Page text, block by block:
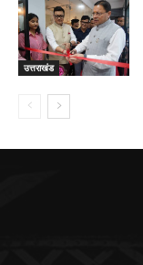
उत्तराखंड